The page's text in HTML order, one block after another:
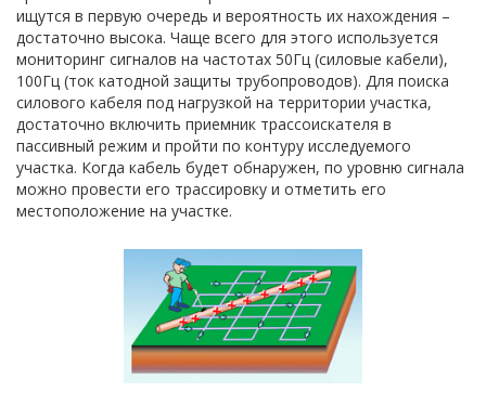
ищутся в первую очередь и вероятность их нахождения –
достаточно высока. Чаще всего для этого используется
мониторинг сигналов на частотах 50Гц (силовые кабели),
100Гц (ток катодной защиты трубопроводов). Для поиска
силового кабеля под нагрузкой на территории участка,
достаточно включить приемник трассоискателя в
пассивный режим и пройти по контуру исследуемого
участка. Когда кабель будет обнаружен, по уровню сигнала
можно провести его трассировку и отметить его
местоположение на участке.